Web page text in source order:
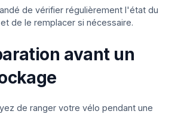
de vérifier régulièrement l'état du
de le remplacer si nécessaire.
avant un
de ranger votre vélo pendant une